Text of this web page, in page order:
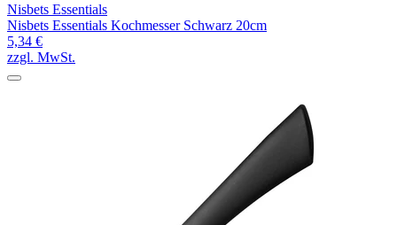
Nisbets Essentials
Nisbets Essentials Kochmesser Schwarz 20cm
5,34 €
zzgl. MwSt.